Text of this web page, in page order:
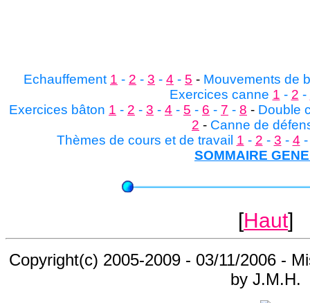
Echauffement 1 - 2 - 3 - 4 - 5 - Mouvements de
Exercices canne 1 - 2 -
Exercices bâton 1 - 2 - 3 - 4 - 5 - 6 - 7 - 8 - Double
2 - Canne de
Thèmes de cours et de travail 1 - 2 - 3 - 4
SOMMAIRE
[Haut]
Copyright(c) 2005-2009 - 03/11/2006 -
by J.M.H.